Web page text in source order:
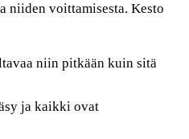
niiden voittamisesta. Kesto
niin pitkään kuin sitä
ja kaikki ovat